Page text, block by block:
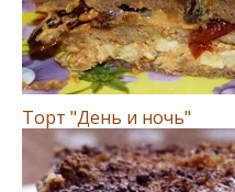
Торт "День и ночь"